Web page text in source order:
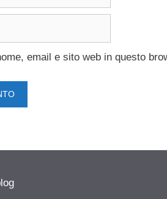
email e sito web in questo